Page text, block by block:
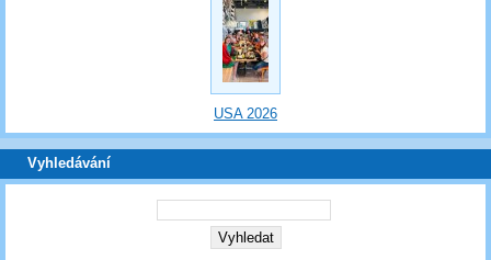
USA 2026
Vyhledávání